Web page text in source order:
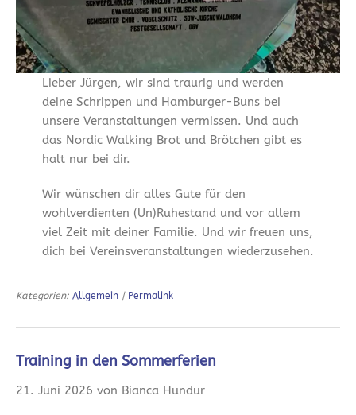
Lieber Jürgen, wir sind traurig und werden
deine Schrippen und Hamburger-Buns bei
unsere Veranstaltungen vermissen. Und auch
das Nordic Walking Brot und Brötchen gibt es
halt nur bei dir.
Wir wünschen dir alles Gute für den
wohlverdienten (Un)Ruhestand und vor allem
viel Zeit mit deiner Familie. Und wir freuen uns,
dich bei Vereinsveranstaltungen wiederzusehen.
Kategorien: Allgemein | Permalink
Training in den Sommerferien
21. Juni 2026 von Bianca Hundur